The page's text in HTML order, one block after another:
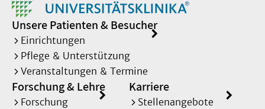
Unsere Patienten & Besucher
Einrichtungen
Pflege & Unterstützung
Veranstaltungen & Termine
Forschung & Lehre
Forschung
Karriere
Stellenangebote